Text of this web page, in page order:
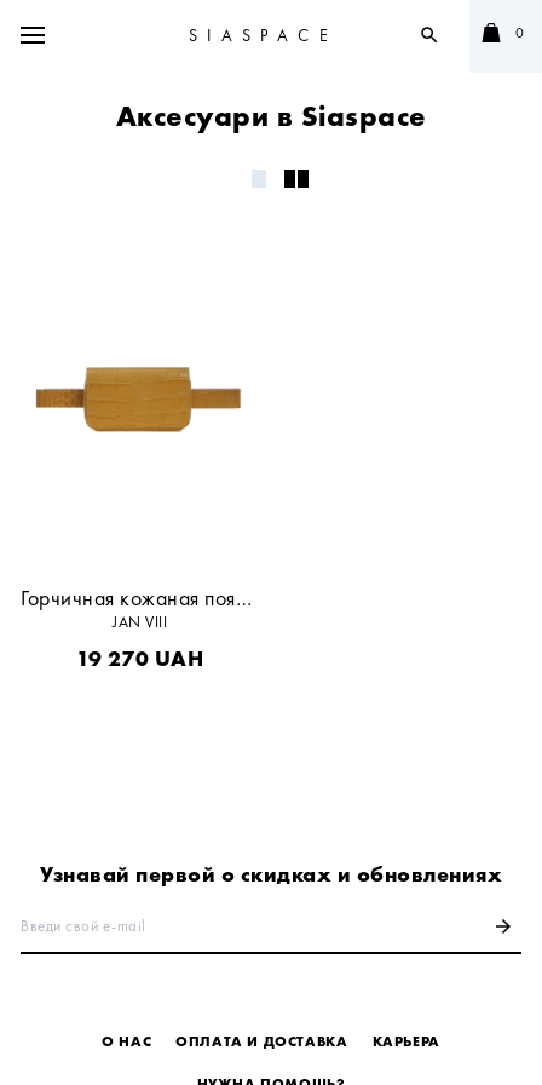
SIASPACE search 0
Аксесуари в Siaspace
Горчичная кожаная поясная сумка
JAN VIII
19 270 UAH
Узнавай первой о скидках и обновлениях
Введи свой e-mail arrow_forward
О НАС ОПЛАТА И ДОСТАВКА КАРЬЕРА